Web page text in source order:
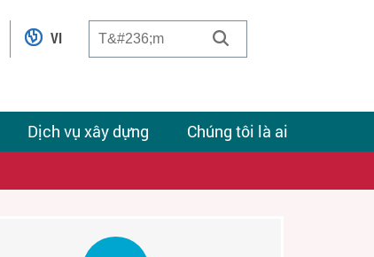
Dịch vụ xây dựng Chúng tôi là ai
VI